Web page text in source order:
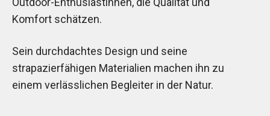
Komfort schätzen.
Sein durchdachtes Design und seine
strapazierfähigen Materialien machen ihn zu
einem verlässlichen Begleiter in der Natur.